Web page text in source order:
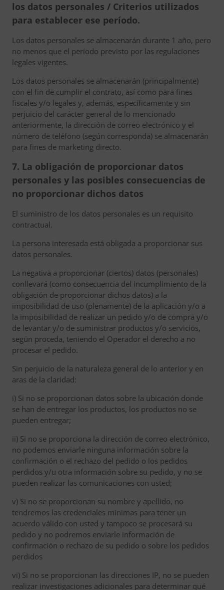
los datos personales / Criterios utilizados
para establecer ese período.
Los datos personales se almacenarán durante 1 año, pero
no menos que el período previsto por las regulaciones
legales vigentes.
Los datos personales se almacenarán (principalmente)
con el fin de cumplir el contrato, así como para fines
fiscales y/o legales y, además, específicamente y sin
perjuicio del carácter general de lo mencionado
anteriormente, la dirección de correo electrónico y el
número de teléfono (según corresponda) se almacenarán
para fines de marketing directo.
7. La obligación de proporcionar datos
personales y las posibles consecuencias de
no proporcionar dichos datos
El suministro de los datos personales es un requisito
contractual.
La persona interesada está obligada a proporcionar sus
datos personales.
La negativa a proporcionar (ciertos) datos (personales)
conllevará (como consecuencia del incumplimiento de la
obligación de proporcionar dichos datos) a la
imposibilidad de uso (plenamente) de la aplicación y/o a
la imposibilidad de realizar un pedido y/o de compra y/o
de levantar y/o de suministrar productos y/o servicios,
según proceda, teniendo el Operador el derecho a no
procesar el pedido.
Sin perjuicio de la naturaleza general de lo anterior y en
aras de la claridad:
i) Si no se proporcionan datos sobre la ubicación donde
se han de entregar los productos, los productos no se
pueden entregar;
ii) Si no se proporciona la dirección de correo electrónico,
no podemos enviarle ninguna información sobre la
confirmación o el rechazo del pedido o los pedidos
perdidos y/u otra información sobre su pedido, y no se
pueden realizar las comunicaciones con usted;
v) Si no se proporcionan su nombre y apellido, no
tendremos las credenciales mínimas para tener un
acuerdo válido con usted y tampoco se procesará su
pedido y no podremos enviarle información de
confirmación o rechazo de su pedido o sobre los pedidos
perdidos
vi) Si no se proporcionan las direcciones IP, no se pueden
realizar investigaciones adicionales para determinar qué